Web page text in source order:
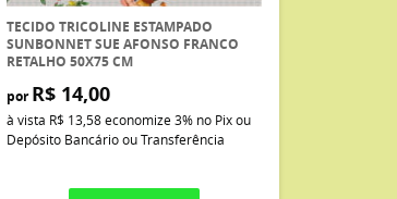
TECIDO TRICOLINE ESTAMPADO
SUNBONNET SUE AFONSO FRANCO
RETALHO 50X75 CM
por R$ 14,00
à vista R$ 13,58economize3% no Pix ou
Depósito Bancário ou Transferência